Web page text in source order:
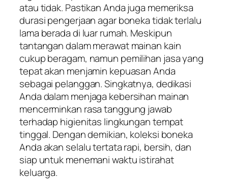
atau tidak. Pastikan Anda juga memeriksa
durasi pengerjaan agar boneka tidak terlalu
lama berada di luar rumah. Meskipun
tantangan dalam merawat mainan kain
cukup beragam, namun pemilihan jasa yang
tepat akan menjamin kepuasan Anda
sebagai pelanggan. Singkatnya, dedikasi
Anda dalam menjaga kebersihan mainan
mencerminkan rasa tanggung jawab
terhadap higienitas lingkungan tempat
tinggal. Dengan demikian, koleksi boneka
Anda akan selalu tertata rapi, bersih, dan
siap untuk menemani waktu istirahat
keluarga.